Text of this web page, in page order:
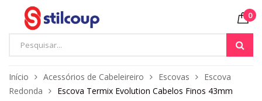
0
Início Acessórios de Cabeleireiro Escovas
Escova
Redonda
Escova Termix Evolution Cabelos Finos 43mm